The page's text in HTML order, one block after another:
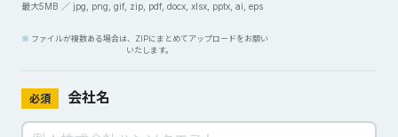
最大5MB ／ jpg, png, gif, zip, pdf, docx, xlsx, pptx, ai, eps
ファイルが複数ある場合は、ZIPにまとめてアップロードをお願い
いたします。
必須 会社名